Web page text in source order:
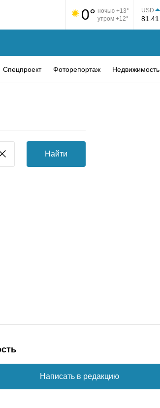
0° ночью +13°
утром +12°
USD
81.41
Спецпроект Фоторепортаж Недвижимость
Найти
Написать в редакцию